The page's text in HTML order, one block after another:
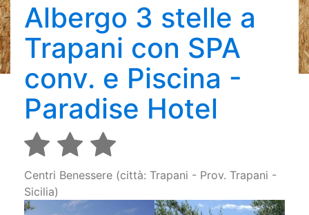
Albergo 3 stelle a
Trapani con SPA
conv. e Piscina -
Paradise Hotel
Centri Benessere (città: Trapani - Prov. Trapani -
Sicilia)